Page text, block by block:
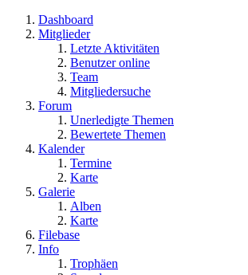
Dashboard
Mitglieder
Letzte Aktivitäten
Benutzer online
Team
Mitgliedersuche
Forum
Unerledigte Themen
Bewertete Themen
Kalender
Termine
Karte
Galerie
Alben
Karte
Filebase
Info
Trophäen